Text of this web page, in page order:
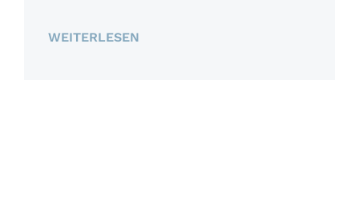
WEITERLESEN